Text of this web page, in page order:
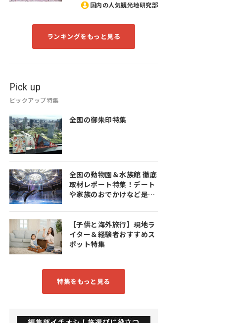
国内の人気観光地研究部
ランキングをもっと見る
Pick up
ピックアップ特集
全国の御朱印特集
全国の動物園＆水族館 徹底
取材レポート特集！デート
や家族のおでかけなど是非
【子供と海外旅行】現地ラ
イター＆経験者おすすめス
ポット特集
特集をもっと見る